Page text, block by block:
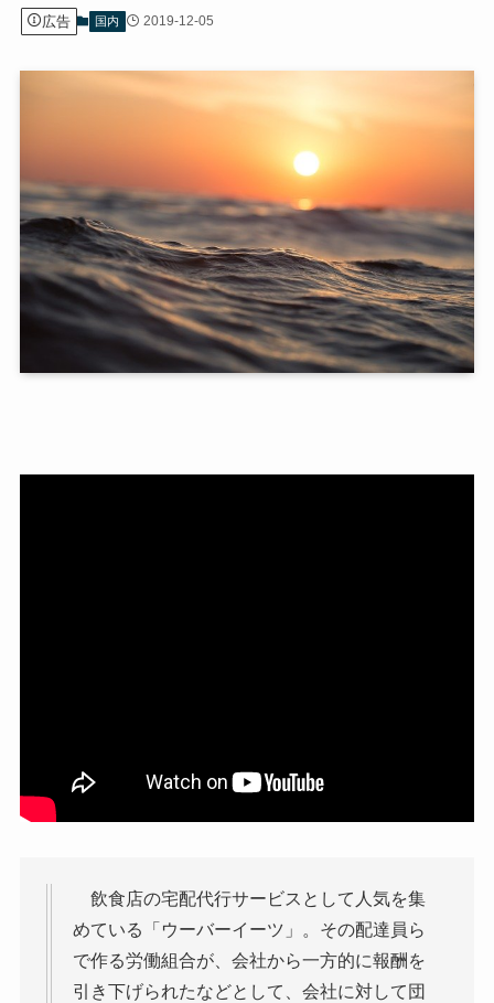
広告 国内 2019-12-05
飲食店の宅配代行サービスとして人気を集
めている「ウーバーイーツ」。その配達員ら
で作る労働組合が、会社から一方的に報酬を
引き下げられたなどとして、会社に対して団